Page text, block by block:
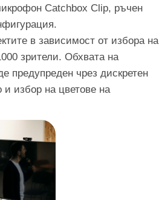
Catchbox Clip, ръчен
в зависимост от избора на
зрители. Обхвата на
предупреден чрез дискретен
избор на цветове на